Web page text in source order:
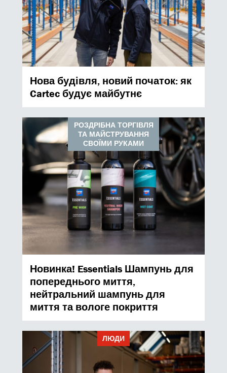
Нова будівля, новий початок: як
Cartec будує майбутнє
РОЗДРІБНА ТОРГІВЛЯ
ТА МАЙСТРУВАННЯ
СВОЇМИ РУКАМИ
Новинка! Essentials Шампунь для
попереднього миття,
нейтральний шампунь для
миття та вологе покриття
ЛЮДИ